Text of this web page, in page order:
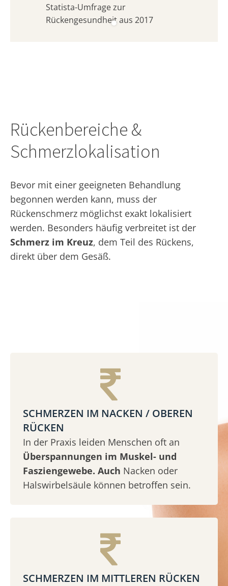
Statista-Umfrage zur
Rückengesundheit aus 2017
Rückenbereiche &
Schmerzlokalisation
Bevor mit einer geeigneten Behandlung
begonnen werden kann, muss der
Rückenschmerz möglichst exakt lokalisiert
werden. Besonders häufig verbreitet ist der
Schmerz im Kreuz, dem Teil des Rückens,
direkt über dem Gesäß.
SCHMERZEN IM NACKEN / OBEREN
RÜCKEN
In der Praxis leiden Menschen oft an
Überspannungen im Muskel- und
Fasziengewebe. Auch Nacken oder
Halswirbelsäule können betroffen sein.
SCHMERZEN IM MITTLEREN RÜCKEN